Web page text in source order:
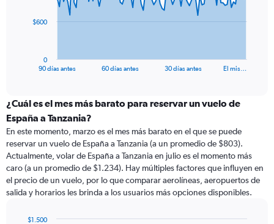
The
categories.
Range:
categories.
The
chart
has
1
Y
displaying
90 días antes 60 días antes 30 días antes El mis…
0
$600
¿Cuál es el mes más barato para reservar un vuelo de
España a Tanzania?
En este momento, marzo es el mes más barato en el que se puede
reservar un vuelo de España a Tanzania (a un promedio de $803).
Actualmente, volar de España a Tanzania en julio es el momento más
caro (a un promedio de $1.234). Hay múltiples factores que influyen en
el precio de un vuelo, por lo que comparar aerolíneas, aeropuertos de
salida y horarios les brinda a los usuarios más opciones disponibles.
$1.500